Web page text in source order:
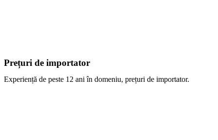
Prețuri de importator
Experiență de peste 12 ani în domeniu, prețuri de importator.